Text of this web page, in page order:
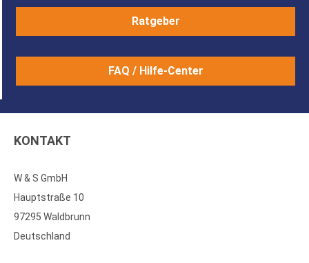
Ratgeber
FAQ / Hilfe-Center
KONTAKT
W & S GmbH
Hauptstraße 10
97295 Waldbrunn
Deutschland